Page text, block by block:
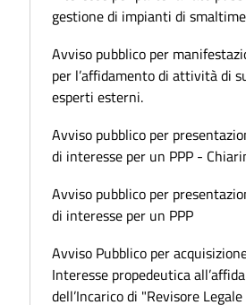
gestione di impianti di
Avviso pubblico per
per l’affidamento di attività di
esperti esterni.
Avviso pubblico per
di interesse per un PPP -
Avviso pubblico per
di interesse per un PPP
Avviso Pubblico per
Interesse propedeutica
dell’Incarico di "Revisore